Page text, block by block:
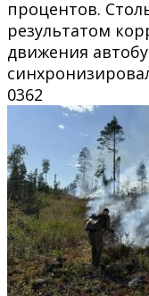
процентов.
результатом
движения
0362